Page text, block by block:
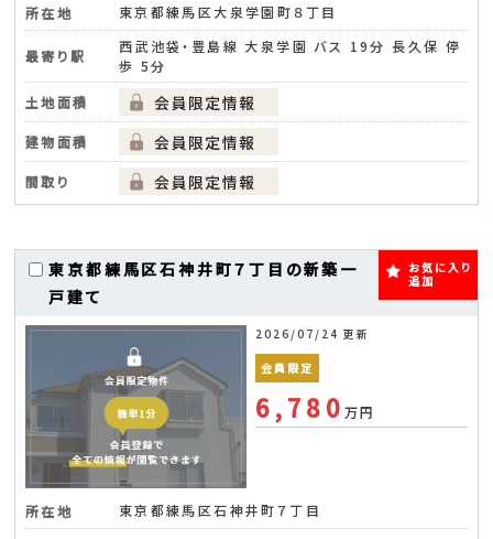
所在地 東京都練馬区大泉学園町８丁目
最寄り駅
西武池袋・豊島線 大泉学園 バス 19分 長久保 停
歩 5分
土地面積
建物面積
間取り
東京都練馬区石神井町７丁目の新築一
戸建て
お気に入り
追加
2026/07/24 更新
会員限定
6,780万円
所在地
東京都練馬区石神井町７丁目